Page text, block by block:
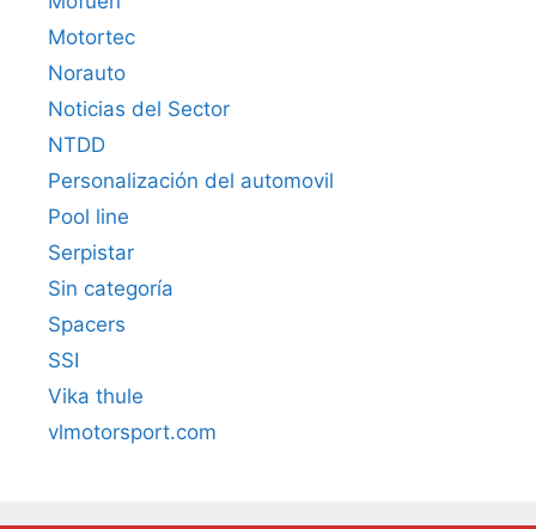
Motortec
Norauto
Noticias del Sector
NTDD
Personalización del automovil
Pool line
Serpistar
Sin categoría
Spacers
SSI
Vika thule
vlmotorsport.com